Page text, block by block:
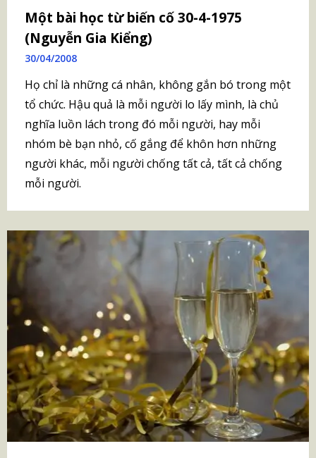
Một bài học từ biến cố 30-4-1975
(Nguyễn Gia Kiểng)
30/04/2008
Họ chỉ là những cá nhân, không gắn bó trong một
tổ chức. Hậu quả là mỗi người lo lấy mình, là chủ
nghĩa luồn lách trong đó mỗi người, hay mỗi
nhóm bè bạn nhỏ, cố gắng để khôn hơn những
người khác, mỗi người chống tất cả, tất cả chống
mỗi người.